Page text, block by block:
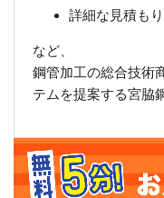
詳細な見積も
など、
鋼管加工の総合技術
テムを提案する宮脇